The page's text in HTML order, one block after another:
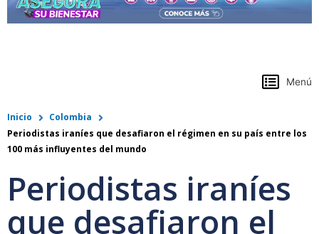
Menú
Inicio
Colombia
Periodistas iraníes que desafiaron el régimen en su país entre los
100 más influyentes del mundo
Periodistas iraníes
que desafiaron el